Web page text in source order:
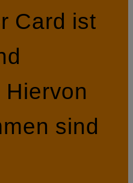
Card ist
sind